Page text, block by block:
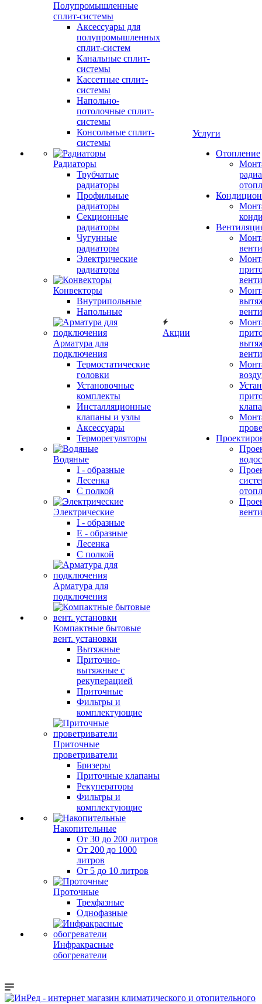
Полупромышленные
сплит-системы
Аксессуары для
полупромышленных
сплит-систем
Канальные сплит-
системы
Кассетные сплит-
системы
Напольно-
потолочные сплит-
системы
Консольные сплит-
системы
Радиаторы
Трубчатые
радиаторы
Профильные
радиаторы
Секционные
радиаторы
Чугунные
радиаторы
Электрические
радиаторы
Конвекторы
Внутрипольные
Напольные
Арматура для
подключения
Термостатические
головки
Установочные
комплекты
Инсталляционные
клапаны и узлы
Аксессуары
Терморегуляторы
Водяные
I - образные
Лесенка
С полкой
Электрические
I - образные
E - образные
Лесенка
С полкой
Арматура для
подключения
Компактные бытовые
вент. установки
Вытяжные
Приточно-
вытяжные с
рекуперацией
Приточные
Фильтры и
комплектующие
Приточные
проветриватели
Бризеры
Приточные клапаны
Рекуператоры
Фильтры и
комплектующие
Накопительные
От 30 до 200 литров
От 200 до 1000
литров
От 5 до 10 литров
Проточные
Трехфазные
Однофазные
Инфракрасные
обогреватели
Акции
Услуги
Отопление